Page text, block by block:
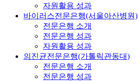
자원활용 성과
바이러스전문은행(서울아산병원)
전문은행 소개
전문은행 성과
자원활용 성과
의진균전문은행(가톨릭관동대)
전문은행 소개
전문은행 성과